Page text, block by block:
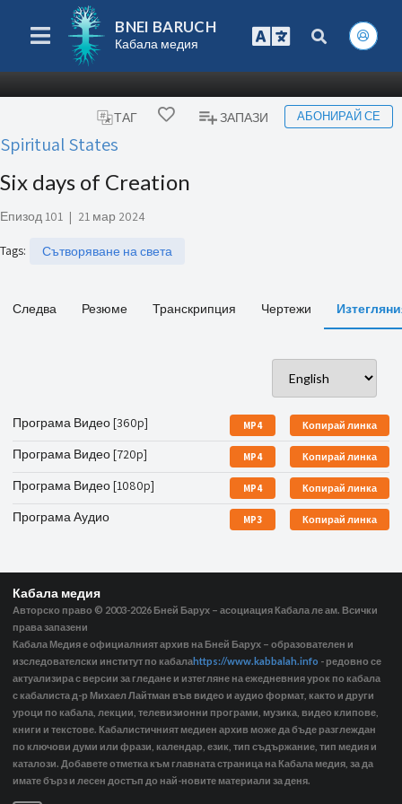
BNEI BARUCH
Кабала медия
ТАГ ЗАПАЗИ АБОНИРАЙ СЕ
Spiritual States
Six days of Creation
Епизод 101 | 21 мар 2024
Tags: Сътворяване на света
Следва Резюме Транскрипция Чертежи
Програма Видео [360p] MP4 Копирай линка
Програма Видео [720p] MP4 Копирай линка
Програма Видео [1080p] MP4 Копирай линка
Програма Аудио MP3 Копирай линка
Кабала медия
Авторско право © 2003-2026 Бней Барух – асоциация Кабала ле ам. Всички
права запазени
Кабала Медия е официалният архив на Бней Барух – образователен и
изследователски институт по кабалаhttps://www.kabbalah.info - редовно се
актуализира с версии за гледане и изтегляне на ежедневния урок по кабала
с кабалиста д-р Михаел Лайтман във видео и аудио формат, както и други
уроци по кабала, лекции, телевизионни програми, музика, видео клипове,
книги и текстове. Кабалистичният медиен архив може да бъде разглеждан
по ключови думи или фрази, календар, език, тип съдържание, тип медия и
каталози. Добавете отметка към главната страница на Кабала медия, за да
имате бърз и лесен достъп до най-новите материали за деня.